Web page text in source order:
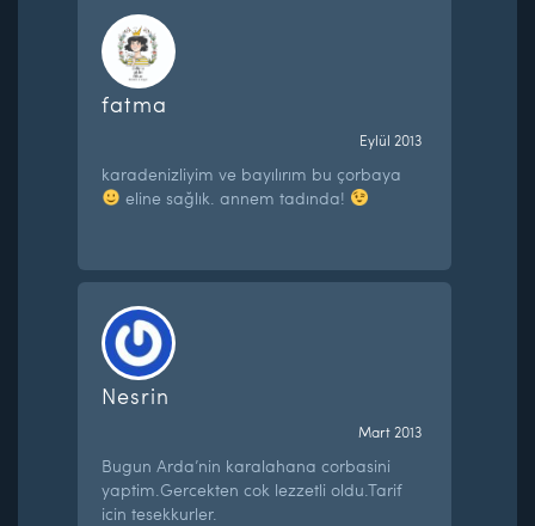
fatma
Eylül 2013
karadenizliyim ve bayılırım bu çorbaya
eline sağlık. annem tadında!
Nesrin
Mart 2013
Bugun Arda’nin karalahana corbasini
yaptim.Gercekten cok lezzetli oldu.Tarif
icin tesekkurler.